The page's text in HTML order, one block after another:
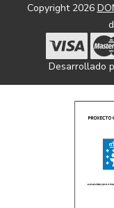
Copyright 2026
Desarrollado